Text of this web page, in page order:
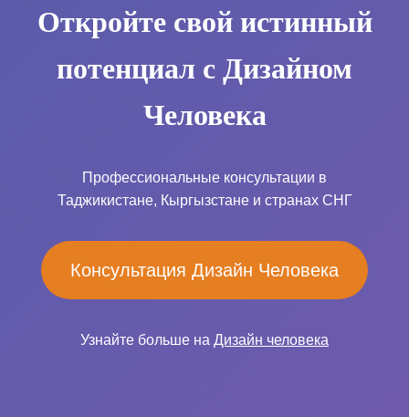
Откройте свой истинный
потенциал с Дизайном
Человека
Профессиональные консультации в
Таджикистане, Кыргызстане и странах СНГ
Консультация Дизайн Человека
Узнайте больше на Дизайн человека